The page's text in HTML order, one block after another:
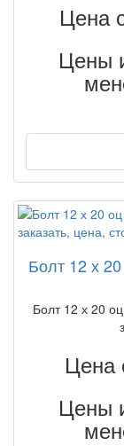
Цена
Цены
Болт 12 х
Болт 12 х 20
Цена
Цены